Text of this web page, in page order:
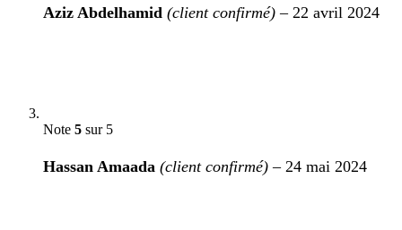
Aziz Abdelhamid (client confirmé) – 22 avril 2024
Note 5 sur 5
Hassan Amaada (client confirmé) – 24 mai 2024